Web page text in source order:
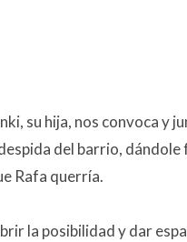
su hija, nos convoca y
del barrio,
Rafa querría.
la posibilidad y dar